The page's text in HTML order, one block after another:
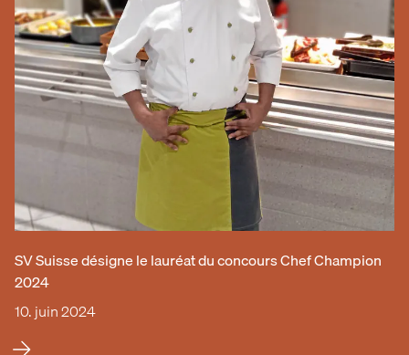
SV Suisse désigne le lauréat du concours Chef Champion
2024
10. juin 2024